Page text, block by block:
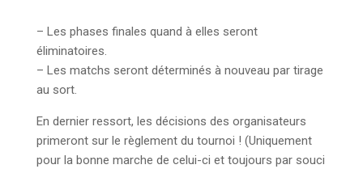
– Les phases finales quand à elles seront
éliminatoires.
– Les matchs seront déterminés à nouveau par tirage
au sort.
En dernier ressort, les décisions des organisateurs
primeront sur le règlement du tournoi ! (Uniquement
pour la bonne marche de celui-ci et toujours par souci